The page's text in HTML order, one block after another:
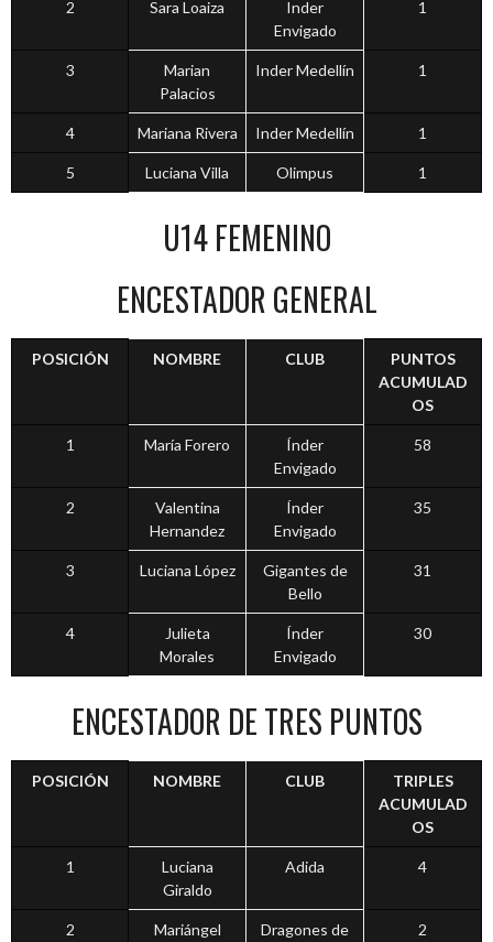
2 Sara Loaiza
Inder
Envigado
1
3
Marian
Palacios
Inder Medellín 1
4 Mariana Rivera Inder Medellín 1
5 Luciana Villa Olimpus 1
U14 FEMENINO
ENCESTADOR GENERAL
POSICIÓN NOMBRE CLUB
PUNTOS
ACUMULAD
OS
1 María Forero
Índer
Envigado
58
2
Valentina
Hernandez
Índer
Envigado
35
3 Luciana López
Gigantes de
Bello
31
4
Julieta
Morales
Índer
Envigado
30
ENCESTADOR DE TRES PUNTOS
POSICIÓN NOMBRE CLUB
TRIPLES
ACUMULAD
OS
1
Luciana
Giraldo
Adida 4
2
Mariángel
Dragones de
2